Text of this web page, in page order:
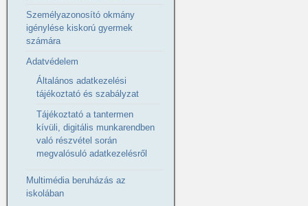
Személyazonosító okmány
igénylése kiskorú gyermek
számára
Adatvédelem
Általános adatkezelési
tájékoztató és szabályzat
Tájékoztató a tantermen
kívüli, digitális munkarendben
való részvétel során
megvalósuló adatkezelésről
Multimédia beruházás az
iskolában